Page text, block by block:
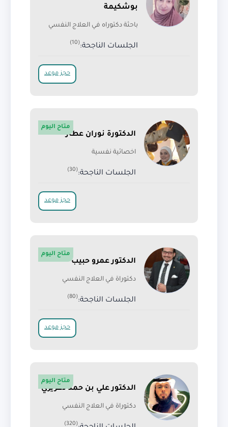
بوشكيمة
باحثة دكتوراه في العلاج النفسي
الجلسات الناجحة:(10)
حجز موعد
الدكتورة نوران عطار
اخصائية نفسية
الجلسات الناجحة:(30)
متاح اليوم
حجز موعد
الدكتور عمرو حبيب
دكتوراة في العلاج النفسي
الجلسات الناجحة:(80)
متاح اليوم
حجز موعد
الدكتور علي بن حمد دغريري
دكتوراة في العلاج النفسي
(320)
متاح اليوم